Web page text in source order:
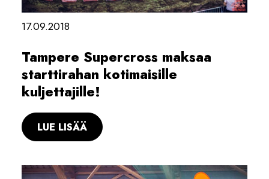
17.09.2018
Tampere Supercross maksaa
starttirahan kotimaisille
kuljettajille!
LUE LISÄÄ